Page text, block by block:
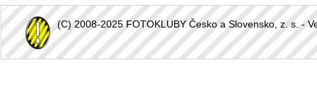
(C) 2008-2025 FOTOKLUBY Česko a Slovensko, z. s. -